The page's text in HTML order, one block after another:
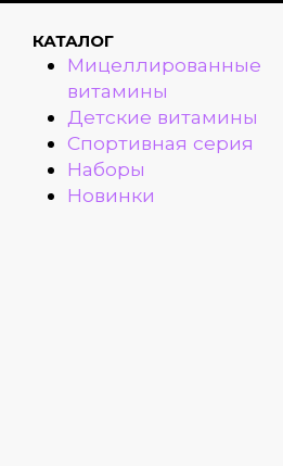
КАТАЛОГ
Мицеллированные
витамины
Детские витамины
Спортивная серия
Наборы
Новинки